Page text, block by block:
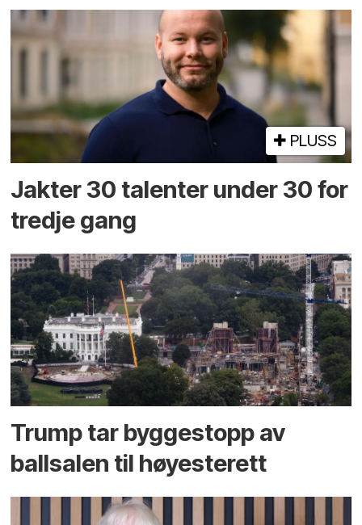
PLUSS
Jakter 30 talenter under 30 for
tredje gang
Trump tar byggestopp av
ballsalen til høyesterett